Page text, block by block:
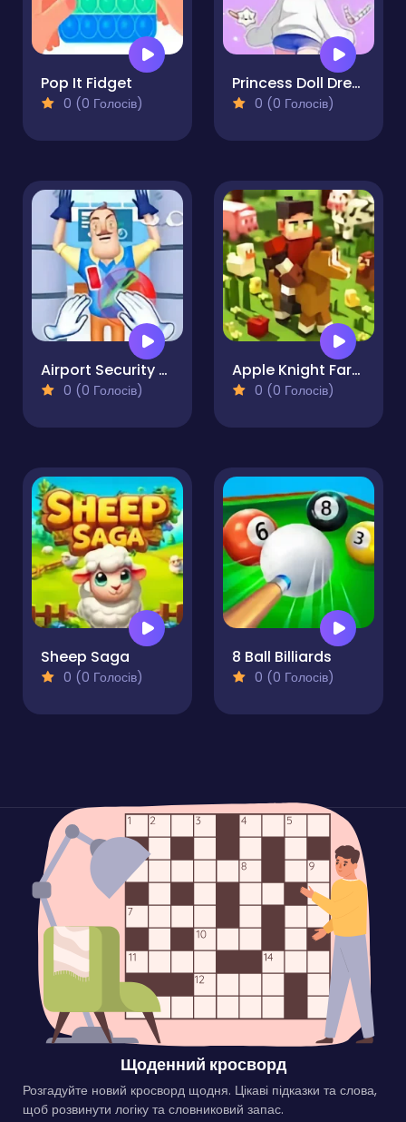
Pop It Fidget
0 (0 Голосів)
Princess Doll Dress Up Beauty
0 (0 Голосів)
Airport Security 3d
0 (0 Голосів)
Apple Knight Farmers Market
0 (0 Голосів)
Sheep Saga
0 (0 Голосів)
8 Ball Billiards
0 (0 Голосів)
Щоденний кросворд
Розгадуйте новий кросворд щодня. Цікаві підказки та слова,
щоб розвинути логіку та словниковий запас.